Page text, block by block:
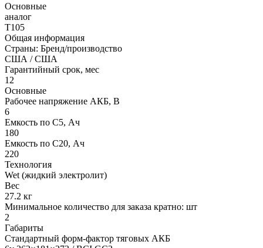
Основные
аналог
T105
Общая информация
Страны: Бренд/производство
США / США
Гарантийный срок, мес
12
Основные
Рабочее напряжение АКБ, B
6
Емкость по С5, Ач
180
Емкость по С20, Ач
220
Технология
Wet (жидкий электролит)
Вес
27.2 кг
Минимальное количество для заказа кратно: шт
2
Габариты
Стандартный форм-фактор тяговых АКБ